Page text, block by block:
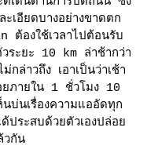
เอียดบางอย่างขาดตก
ต้องใช้เวลาไปต้อนรับ
ระยะ 10 km ล่าช้ากว่า
กล่าวถึง เอาเป็นว่าเช้า
ยภายใน 1 ชั่วโมง 10
บ่นเรื่องความแออัดทุก
ด้ประสบด้วยตัวเองปล่อ
กัน